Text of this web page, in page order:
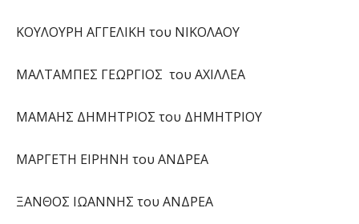
ΚΟΥΛΟΥΡΗ ΑΓΓΕΛΙΚΗ του ΝΙΚΟΛΑΟΥ
ΜΑΛΤΑΜΠΕΣ ΓΕΩΡΓΙΟΣ του ΑΧΙΛΛΕΑ
ΜΑΜΑΗΣ ΔΗΜΗΤΡΙΟΣ του ΔΗΜΗΤΡΙΟΥ
ΜΑΡΓΕΤΗ ΕΙΡΗΝΗ του ΑΝΔΡΕΑ
ΞΑΝΘΟΣ ΙΩΑΝΝΗΣ του ΑΝΔΡΕΑ